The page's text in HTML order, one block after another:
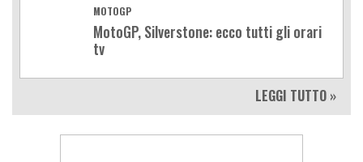
MOTOGP
MotoGP, Silverstone: ecco tutti gli orari
tv
LEGGI TUTTO »